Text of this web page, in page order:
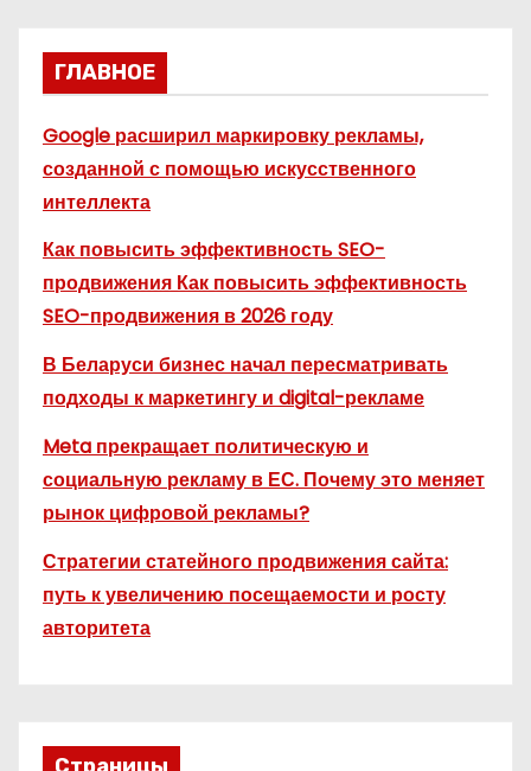
ГЛАВНОЕ
Google расширил маркировку рекламы,
созданной с помощью искусственного
интеллекта
Как повысить эффективность SEO-
продвижения Как повысить эффективность
SEO-продвижения в 2026 году
В Беларуси бизнес начал пересматривать
подходы к маркетингу и digital-рекламе
Meta прекращает политическую и
социальную рекламу в ЕС. Почему это меняет
рынок цифровой рекламы?
Стратегии статейного продвижения сайта:
путь к увеличению посещаемости и росту
авторитета
Страницы